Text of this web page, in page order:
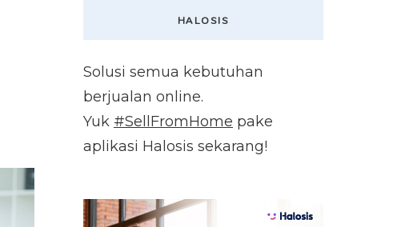
HALOSIS
Solusi semua kebutuhan
berjualan online.
Yuk #SellFromHome pake
aplikasi Halosis sekarang!